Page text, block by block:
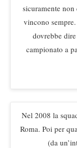
sicuramente
vincono
dovrebbe
campionato a
Nel 2008 la
Roma. Poi per
(da